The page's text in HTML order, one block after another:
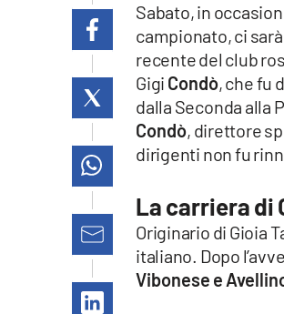
cosenzachannel.it
catanzarochannel.it
lacapitalenews.it
Sabato, in
campionato, ci
recente del club
Gigi Condò, che fu
dalla Seconda alla
Condò, direttore
dirigenti non fu
La carriera di
Originario di Gioia
italiano. Dopo
Vibonese e